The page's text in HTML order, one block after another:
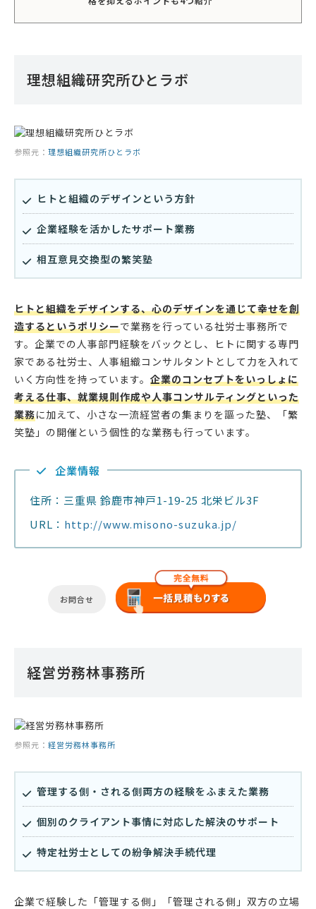
理想組織研究所ひとラボ
参照元： 理想組織研究所ひとラボ
ヒトと組織のデザインという方針
企業経験を活かしたサポート業務
相互意見交換型の繁笑塾
ヒトと組織をデザインする、心のデザインを通じて幸せを創
造するというポリシーで業務を行っている社労士事務所で
す。企業での人事部門経験をバックとし、ヒトに関する専門
家である社労士、人事組織コンサルタントとして力を入れて
いく方向性を持っています。 企業のコンセプトをいっしょに
考える仕事、就業規則作成や人事コンサルティングといった
業務に加えて、小さな一流経営者の集まりを謳った塾、「繁
笑塾」の開催という個性的な業務も行っています。
企業情報
住所：三重県 鈴鹿市神戸1-19-25 北栄ビル3F
URL： http://www.misono-suzuka.jp/
お問合せ
経営労務林事務所
参照元： 経営労務林事務所
管理する側・される側両方の経験をふまえた業務
個別のクライアント事情に対応した解決のサポート
特定社労士としての紛争解決手続代理
企業で経験した「管理する側」「管理される側」双方の立場